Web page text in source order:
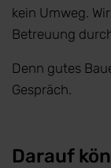
kein Umweg.
Betreuung
Denn gutes
Gespräch.
Darauf